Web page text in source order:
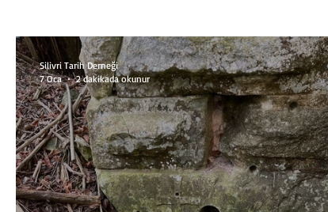
Köşe Yazarları Silivri Tarih Derneği Bülteni
Silivri Tarih Derneği
7 Oca
2 dakikada okunur